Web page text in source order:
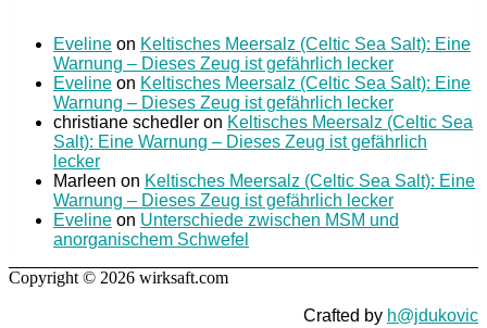
Eveline on Keltisches Meersalz (Celtic Sea Salt): Eine
Warnung – Dieses Zeug ist gefährlich lecker
Eveline on Keltisches Meersalz (Celtic Sea Salt): Eine
Warnung – Dieses Zeug ist gefährlich lecker
christiane schedler on Keltisches Meersalz (Celtic Sea
Salt): Eine Warnung – Dieses Zeug ist gefährlich
lecker
Marleen on Keltisches Meersalz (Celtic Sea Salt): Eine
Warnung – Dieses Zeug ist gefährlich lecker
Eveline on Unterschiede zwischen MSM und
anorganischem Schwefel
Copyright © 2026 wirksaft.com
Crafted by h@jdukovic